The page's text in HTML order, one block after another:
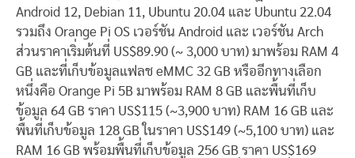
Android 12, Debian 11, Ubuntu 20.04 และ Ubuntu 22.04
รวมถึง Orange Pi OS เวอร์ชัน Android และ เวอร์ชัน Arch
ส่วนราคาเริ่มต้นที่ US$89.90 (~ 3,000 บาท) มาพร้อม RAM 4
GB และที่เก็บข้อมูลแฟลช eMMC 32 GB หรืออีกทางเลือก
หนึ่งคือ Orange Pi 5B มาพร้อม RAM 8 GB และพื้นที่เก็บ
ข้อมูล 64 GB ราคา US$115 (~3,900 บาท) RAM 16 GB และ
พื้นที่เก็บข้อมูล 128 GB ในราคา US$149 (~5,100 บาท) และ
RAM 16 GB พร้อมพื้นที่เก็บข้อมูล 256 GB ราคา US$169